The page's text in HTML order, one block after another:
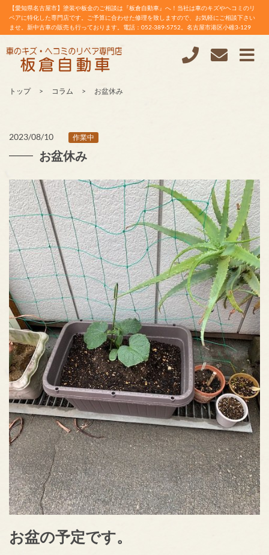
【愛知県名古屋市】塗装や板金のご相談は『板倉自動車』へ！当社は車のキズやヘコミのリ
ペアに特化した専門店です。ご予算に合わせた修理を致しますので、お気軽にご相談下さい
ませ。新中古車の販売も行っております。電話：052-389-5752。名古屋市港区小碓3-129
トップ コラム お盆休み
2023/08/10 作業中
お盆休み
お盆の予定です。